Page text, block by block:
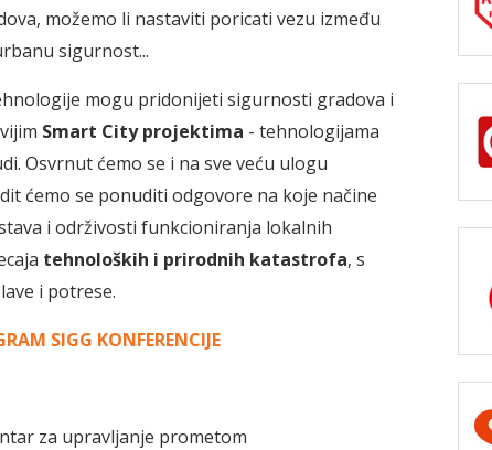
možemo li nastaviti poricati vezu između
sigurnost...
mogu pridonijeti sigurnosti gradova i
Smart City projektima - tehnologijama
Osvrnut ćemo se i na sve veću ulogu
ćemo se ponuditi odgovore na koje načine
i održivosti funkcioniranja lokalnih
tehnoloških i prirodnih katastrofa, s
i potrese.
SIGG KONFERENCIJE
za upravljanje prometom